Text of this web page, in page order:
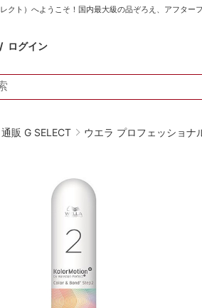
ト）へようこそ！国内最大級の品ぞろえ、アフター
ログイン
販 G SELECT ウエラ プロフェッショナ